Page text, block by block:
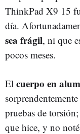
ThinkPad X9 15
día.
sea frágil, ni que
pocos meses.
El cuerpo en
pruebas de
que hice, y no